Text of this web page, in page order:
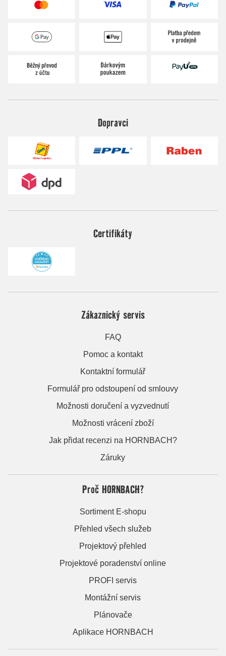
Dopravci
Certifikáty
Zákaznický servis
FAQ
Pomoc a kontakt
Kontaktní formulář
Formulář pro odstoupení od smlouvy
Možnosti doručení a vyzvednutí
Možnosti vrácení zboží
Jak přidat recenzi na HORNBACH?
Záruky
Proč HORNBACH?
Sortiment E-shopu
Přehled všech služeb
Projektový přehled
Projektové poradenství online
PROFI servis
Montážní servis
Plánovače
Aplikace HORNBACH